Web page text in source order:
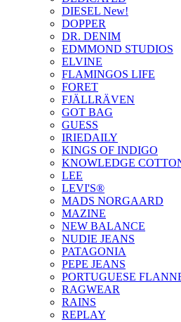
DIESEL New!
DOPPER
DR. DENIM
EDMMOND STUDIOS
ELVINE
FLAMINGOS LIFE
FORET
FJÄLLRÄVEN
GOT BAG
GUESS
IRIEDAILY
KINGS OF INDIGO
KNOWLEDGE
LEE
LEVI'S®
MADS NORGAARD
MAZINE
NEW BALANCE
NUDIE JEANS
PATAGONIA
PEPE JEANS
PORTUGUESE
RAGWEAR
RAINS
REPLAY